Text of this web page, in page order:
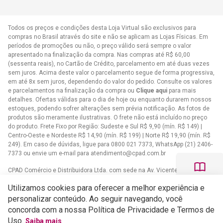
Todos os preços e condições desta Loja Virtual são exclusivos para
compras no Brasil através do site e não se aplicam as Lojas Físicas. Em
períodos de promoções ou não, o preço válido será sempre o valor
apresentado na finalização da compra. Nas compras até R$ 60,00
(sessenta reais), no Cartão de Crédito, parcelamento em até duas vezes
sem juros. Acima deste valor o parcelamento segue de forma progressiva,
em até 8x sem juros, dependendo do valor do pedido. Consulte os valores
e parcelamentos na finalização da compra ou Clique aqui para mais
detalhes. Ofertas válidas para o dia de hoje ou enquanto durarem nossos
estoques, podendo sofrer alterações sem prévia notificação. As fotos de
produtos são meramente ilustrativas. O frete não está incluído no preço
do produto. Frete Fixo por Região: Sudeste e Sul R$ 9,90 (mín. R$ 149) |
Centro-Oeste e Nordeste R$ 14,90 (mín. R$ 199) | Norte R$ 19,90 (mín. R$
249). Em caso de dúvidas, ligue para 0800 021 7373, WhatsApp (21) 2406-
7373 ou envie um e-mail para atendimento@cpad.com.br
CPAD Comércio e Distribuidora Ltda. com sede na Av. Vicente de Carvalho,
Casa Publicadora das Assembleias de Deus com sede na Av. Brasil,
34.401 - Bangu - CEP 21852-002 - Rio de Janeiro - RJCNPJ
33.608.332/0001-02
Utilizamos cookies para oferecer a melhor experiência e
personalizar conteúdo. Ao seguir navegando, você
concorda com a nossa Política de Privacidade e Termos de
Uso. Saiba mais